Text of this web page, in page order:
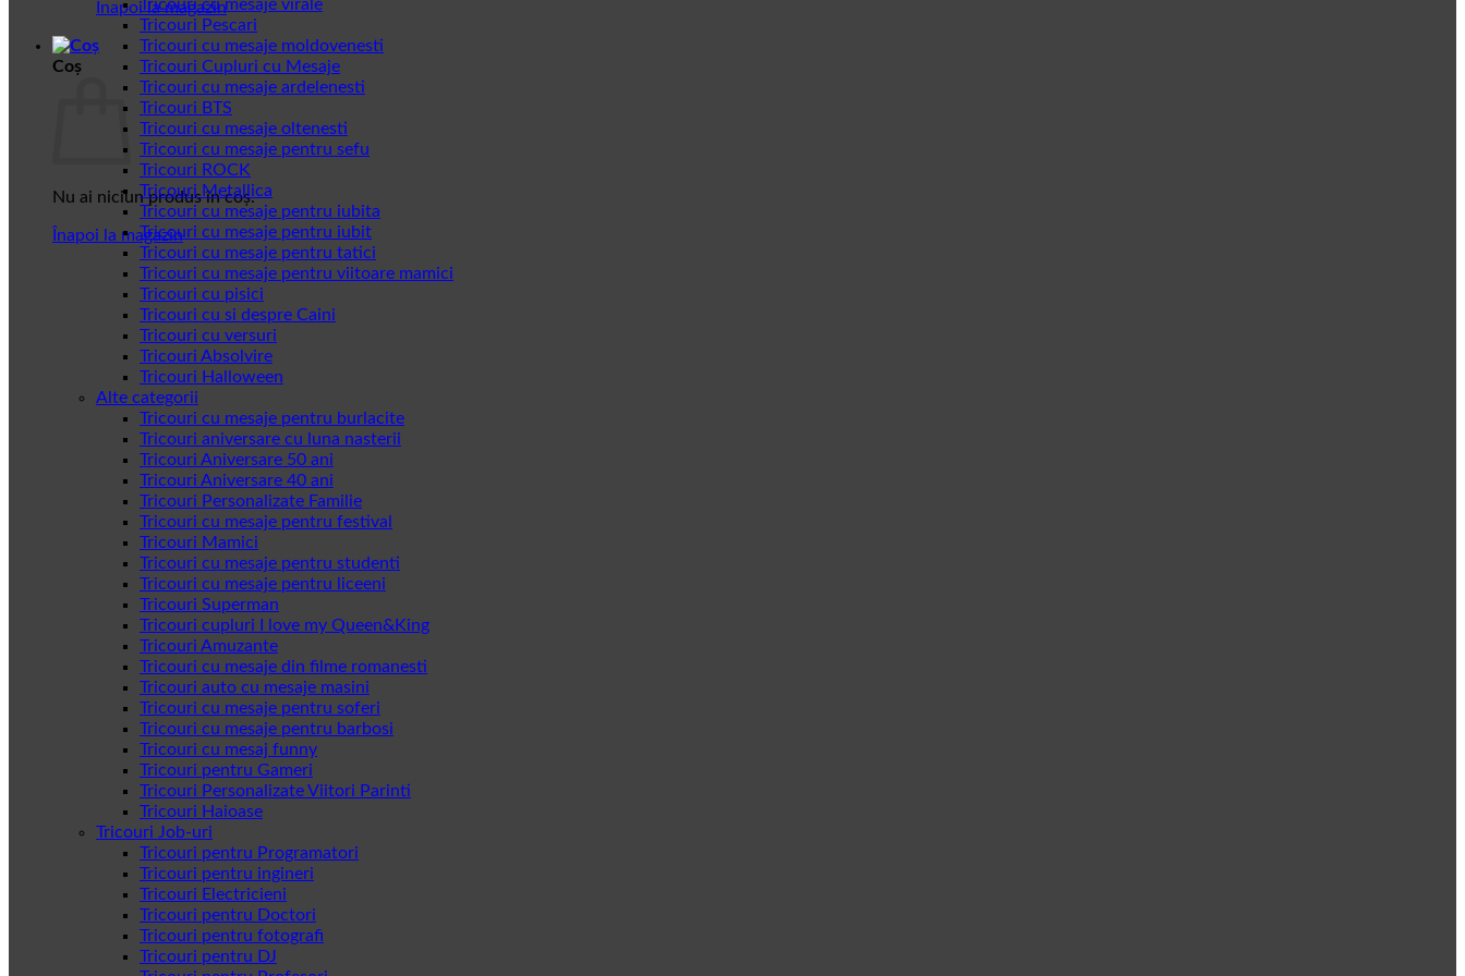
Înapoi la magazin
Coș
Nu ai niciun produs în coș.
Înapoi la magazin
Tricouri cu mesaje virale
Tricouri Pescari
Tricouri cu mesaje moldovenesti
Tricouri Cupluri cu Mesaje
Tricouri cu mesaje ardelenesti
Tricouri BTS
Tricouri cu mesaje oltenesti
Tricouri cu mesaje pentru sefu
Tricouri ROCK
Tricouri Metallica
Tricouri cu mesaje pentru iubita
Tricouri cu mesaje pentru iubit
Tricouri cu mesaje pentru tatici
Tricouri cu mesaje pentru viitoare mamici
Tricouri cu pisici
Tricouri cu si despre Caini
Tricouri cu versuri
Tricouri Absolvire
Tricouri Halloween
Alte categorii
Tricouri cu mesaje pentru burlacite
Tricouri aniversare cu luna nasterii
Tricouri Aniversare 50 ani
Tricouri Aniversare 40 ani
Tricouri Personalizate Familie
Tricouri cu mesaje pentru festival
Tricouri Mamici
Tricouri cu mesaje pentru studenti
Tricouri cu mesaje pentru liceeni
Tricouri Superman
Tricouri cupluri I love my Queen&King
Tricouri Amuzante
Tricouri cu mesaje din filme romanesti
Tricouri auto cu mesaje masini
Tricouri cu mesaje pentru soferi
Tricouri cu mesaje pentru barbosi
Tricouri cu mesaj funny
Tricouri pentru Gameri
Tricouri Personalizate Viitori Parinti
Tricouri Haioase
Tricouri Job-uri
Tricouri pentru Programatori
Tricouri pentru ingineri
Tricouri Electricieni
Tricouri pentru Doctori
Tricouri pentru fotografi
Tricouri pentru DJ